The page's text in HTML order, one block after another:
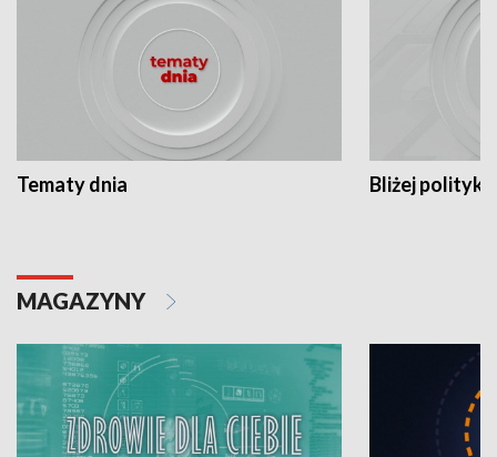
Tematy dnia Bliżej polityki
MAGAZYNY